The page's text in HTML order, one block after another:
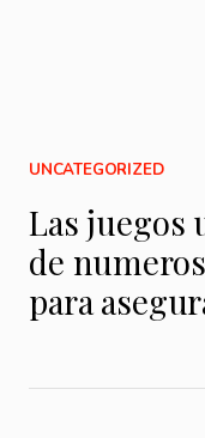
UNCATEGORIZED
Las juegos
de
para